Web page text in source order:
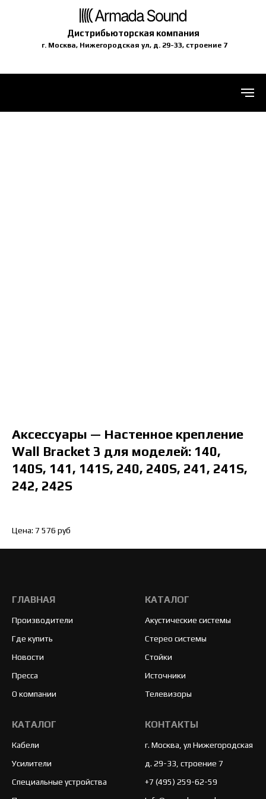
Дистрибьюторская компания
г. Москва, Нижегородская ул, д. 29-33, строение 7
Аксессуары — Настенное крепление
Wall Bracket 3 для моделей: 140,
140S, 141, 141S, 240, 240S, 241, 241S,
242, 242S
Цена: 7 576 руб
ГЛАВНАЯ
Производители
Где купить
Новости
Пресса
О компании
КАТАЛОГ
Акустические системы
Стерео системы
Стойки
Источники
Телевизоры
КАТАЛОГ
Кабели
Усилители
Специальные устройства
КОНТАКТЫ
г. Москва, ул Нижегородская
д. 29-33, строение 7
+7 (495) 259-62-59